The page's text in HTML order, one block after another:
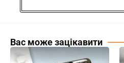
Вас може зацікавити